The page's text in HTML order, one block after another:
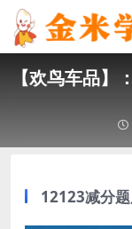
【欢鸟车品
12123减分